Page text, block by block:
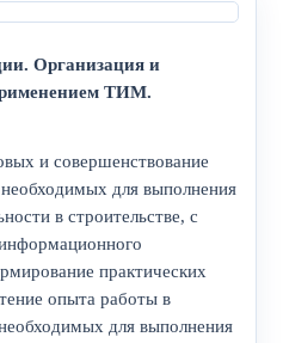
Организация и
ТИМ.
и совершенствование
для выполнения
в строительстве, с
практических
опыта работы в
для выполнения